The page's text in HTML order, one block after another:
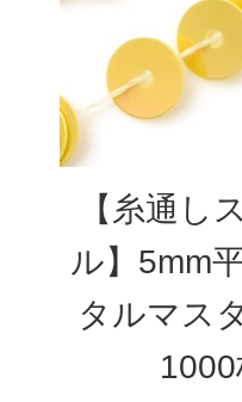
【糸通し
ル】5mm
タルマス
1000